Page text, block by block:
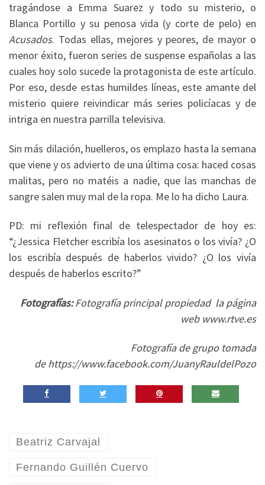
tragándose a Emma Suarez y todo su misterio, o
Blanca Portillo y su penosa vida (y corte de pelo) en
Acusados. Todas ellas, mejores y peores, de mayor o
menor éxito, fueron series de suspense españolas a las
cuales hoy solo sucede la protagonista de este artículo.
Por eso, desde estas humildes líneas, este amante del
misterio quiere reivindicar más series policíacas y de
intriga en nuestra parrilla televisiva.
Sin más dilación, huelleros, os emplazo hasta la semana
que viene y os advierto de una última cosa: haced cosas
malitas, pero no matéis a nadie, que las manchas de
sangre salen muy mal de la ropa. Me lo ha dicho Laura.
PD: mi reflexión final de telespectador de hoy es:
“¿Jessica Fletcher escribía los asesinatos o los vivía? ¿O
los escribía después de haberlos vivido? ¿O los vivía
después de haberlos escrito?”
Fotografías:Fotografía principal propiedad la página
web www.rtve.es
Fotografía de grupo tomada
de https://www.facebook.com/JuanyRauldelPozo
Beatriz Carvajal
Fernando Guillén Cuervo